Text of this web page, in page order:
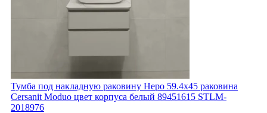
Тумба под накладную раковину Неро 59.4x45 раковина
Cersanit Moduo цвет корпуса белый 89451615 STLM-
2018976